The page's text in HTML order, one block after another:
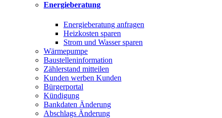
Energieberatung
Energieberatung anfragen
Heizkosten sparen
Strom und Wasser sparen
Wärmepumpe
Baustelleninformation
Zählerstand mitteilen
Kunden werben Kunden
Bürgerportal
Kündigung
Bankdaten Änderung
Abschlags Änderung